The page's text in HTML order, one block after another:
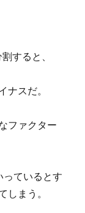
すると、
ナスだ。
ファクター
ているとす
しまう。